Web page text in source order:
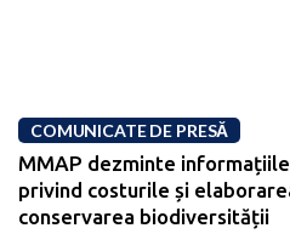
COMUNICATE DE PRESĂ
MMAP dezminte
privind costurile și
conservarea biodiversității